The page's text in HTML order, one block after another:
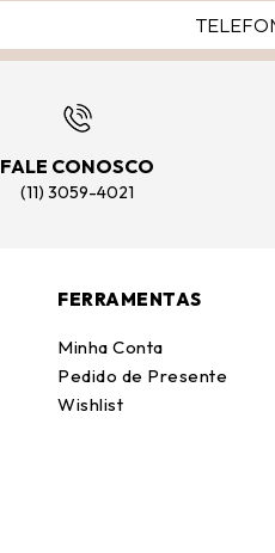
FALE CONOSCO
(11) 3059-4021
FERRAMENTAS
Minha Conta
Pedido de Presente
Wishlist